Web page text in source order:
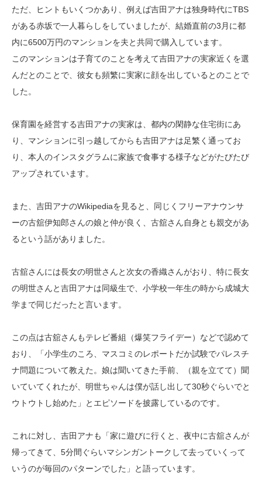
ただ、ヒントもいくつかあり、例えば吉田アナは独身時代にTBS
がある赤坂で一人暮らしをしていましたが、結婚直前の3月に都
内に6500万円のマンションを夫と共同で購入しています。
このマンションは子育てのことを考えて吉田アナの実家近くを選
んだとのことで、彼女も頻繁に実家に顔を出しているとのことで
した。
保育園を経営する吉田アナの実家は、都内の閑静な住宅街にあ
り、マンションに引っ越してからも吉田アナは足繁く通ってお
り、本人のインスタグラムに家族で食事する様子などがたびたび
アップされています。
また、吉田アナのWikipediaを見ると、同じくフリーアナウンサ
ーの古舘伊知郎さんの娘と仲が良く、古舘さん自身とも親交があ
るという話がありました。
古舘さんには長女の明世さんと次女の香織さんがおり、特に長女
の明世さんと吉田アナは同級生で、小学校一年生の時から成城大
学まで同じだったと言います。
この点は古舘さんもテレビ番組（爆笑フライデー）などで認めて
おり、「小学生のころ、マスコミのレポートだか試験でパレスチ
ナ問題について教えた。娘は聞いてきた手前、（親を立てて）聞
いていてくれたが、明世ちゃんは僕が話し出して30秒ぐらいでと
ウトウトし始めた」とエピソードを披露しているのです。
これに対し、吉田アナも「家に遊びに行くと、夜中に古舘さんが
帰ってきて、5分間ぐらいマシンガントークして去っていくって
いうのが毎回のパターンでした」と語っています。